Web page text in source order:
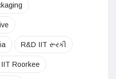
R&D IIT રૂરકી
Roorkee